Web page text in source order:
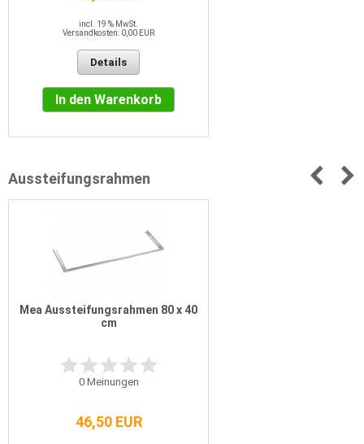
incl. 19 % MwSt.
Versandkosten: 0,00 EUR
Details
In den Warenkorb
Aussteifungsrahmen
Mea Aussteifungsrahmen 80 x 40
cm
0Meinungen
46,50 EUR